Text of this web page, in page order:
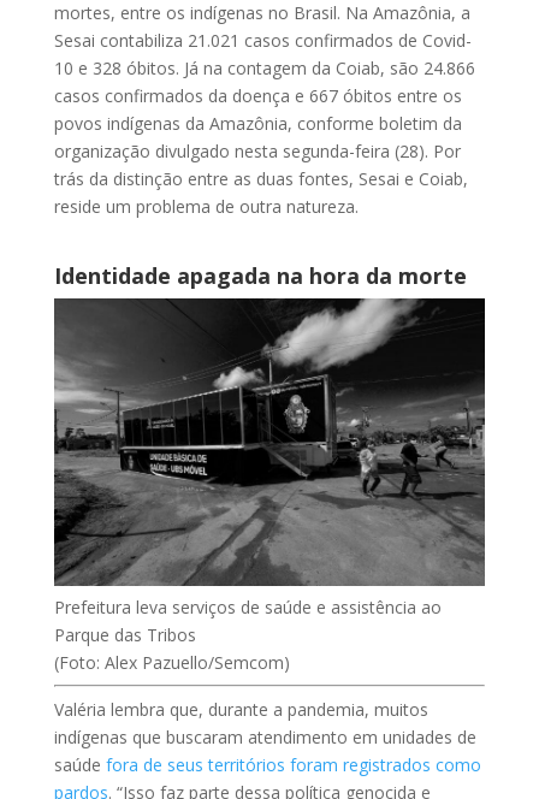
mortes, entre os indígenas no Brasil. Na Amazônia, a
Sesai contabiliza 21.021 casos confirmados de Covid-
10 e 328 óbitos. Já na contagem da Coiab, são 24.866
casos confirmados da doença e 667 óbitos entre os
povos indígenas da Amazônia, conforme boletim da
organização divulgado nesta segunda-feira (28). Por
trás da distinção entre as duas fontes, Sesai e Coiab,
reside um problema de outra natureza.
Identidade apagada na hora da morte
Prefeitura leva serviços de saúde e assistência ao
Parque das Tribos
(Foto: Alex Pazuello/Semcom)
Valéria lembra que, durante a pandemia, muitos
indígenas que buscaram atendimento em unidades de
saúde fora de seus territórios foram registrados como
pardos. “Isso faz parte dessa política genocida e